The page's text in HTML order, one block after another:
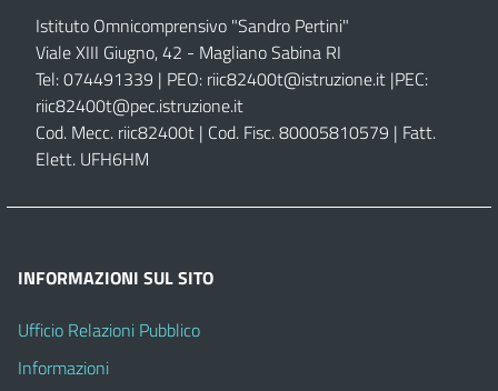
Istituto Omnicomprensivo "Sandro Pertini"
Viale XIII Giugno, 42 - Magliano Sabina RI
Tel: 074491339 | PEO: riic82400t@istruzione.it |PEC:
riic82400t@pec.istruzione.it
Cod. Mecc. riic82400t | Cod. Fisc. 80005810579 | Fatt.
Elett. UFH6HM
INFORMAZIONI SUL SITO
Ufficio Relazioni Pubblico
Informazioni